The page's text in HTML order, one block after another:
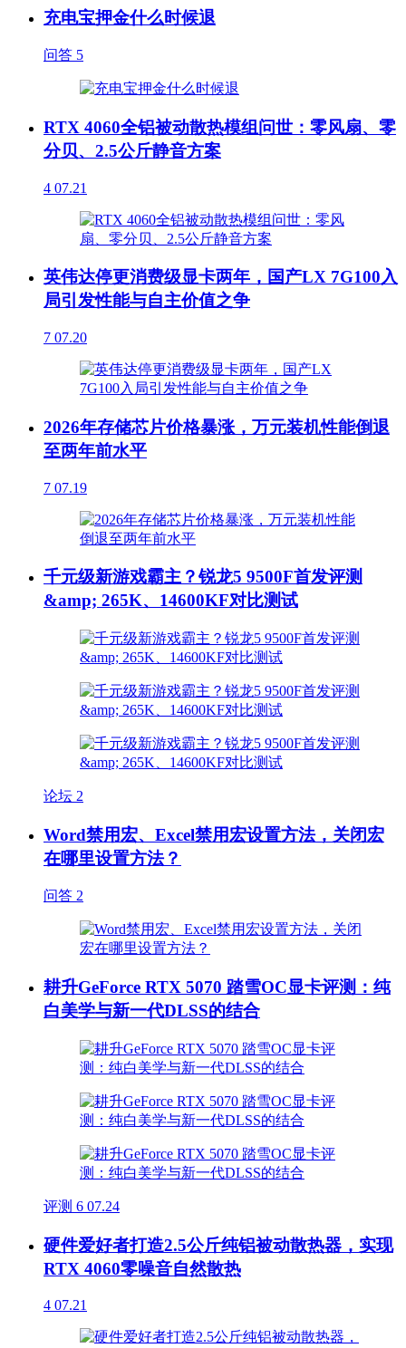
充电宝押金什么时候退
问答 5
RTX 4060全铝被动散热模组问世：零风扇、零
分贝、2.5公斤静音方案
4 07.21
英伟达停更消费级显卡两年，国产LX 7G100入
局引发性能与自主价值之争
7 07.20
2026年存储芯片价格暴涨，万元装机性能倒退
至两年前水平
7 07.19
千元级新游戏霸主？锐龙5 9500F首发评测
&amp; 265K、14600KF对比测试
论坛 2
Word禁用宏、Excel禁用宏设置方法，关闭宏
在哪里设置方法？
问答 2
耕升GeForce RTX 5070 踏雪OC显卡评测：纯
白美学与新一代DLSS的结合
评测 6 07.24
硬件爱好者打造2.5公斤纯铝被动散热器，实现
RTX 4060零噪音自然散热
4 07.21